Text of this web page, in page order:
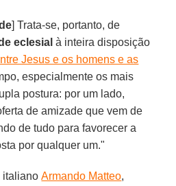
] Trata-se, portanto, de
eclesial à inteira disposição
Jesus e os homens e as
especialmente os mais
postura: por um lado,
de amizade que vem de
de tudo para favorecer a
por qualquer um."
italianoArmando Matteo,